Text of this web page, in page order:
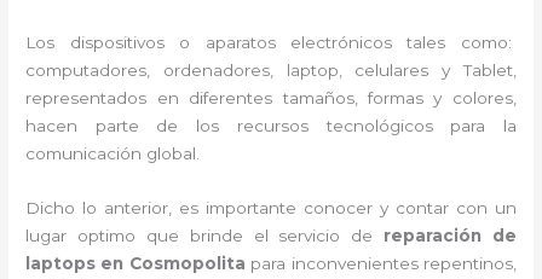
Los dispositivos o aparatos electrónicos tales como:
computadores, ordenadores, laptop, celulares y Tablet,
representados en diferentes tamaños, formas y colores,
hacen parte de los recursos tecnológicos para la
comunicación global.
Dicho lo anterior, es importante conocer y contar con un
lugar optimo que brinde el servicio de reparación de
laptops en Cosmopolita para inconvenientes repentinos,